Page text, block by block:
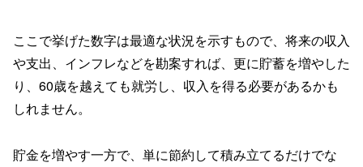
ここで挙げた数字は最適な状況を示すもので、将来の収入
や支出、インフレなどを勘案すれば、更に貯蓄を増やした
り、60歳を越えても就労し、収入を得る必要があるかも
しれません。
貯金を増やす一方で、単に節約して積み立てるだけでな